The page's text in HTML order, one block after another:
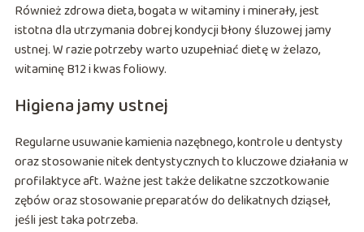
Również zdrowa dieta, bogata w witaminy i minerały, jest
istotna dla utrzymania dobrej kondycji błony śluzowej jamy
ustnej. W razie potrzeby warto uzupełniać dietę w żelazo,
witaminę B12 i kwas foliowy.
Higiena jamy ustnej
Regularne usuwanie kamienia nazębnego, kontrole u dentysty
oraz stosowanie nitek dentystycznych to kluczowe działania w
profilaktyce aft. Ważne jest także delikatne szczotkowanie
zębów oraz stosowanie preparatów do delikatnych dziąseł,
jeśli jest taka potrzeba.